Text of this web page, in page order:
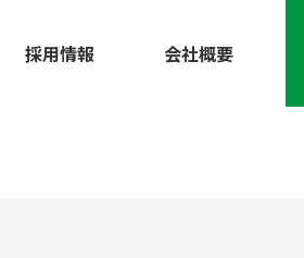
採用情報 会社概要